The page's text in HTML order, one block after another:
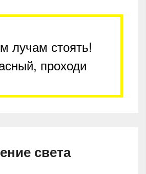
лучам стоять!
проходи
света